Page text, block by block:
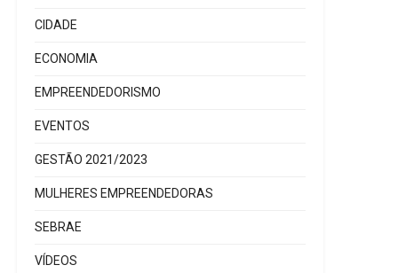
CIDADE
ECONOMIA
EMPREENDEDORISMO
EVENTOS
GESTÃO 2021/2023
MULHERES EMPREENDEDORAS
SEBRAE
VÍDEOS